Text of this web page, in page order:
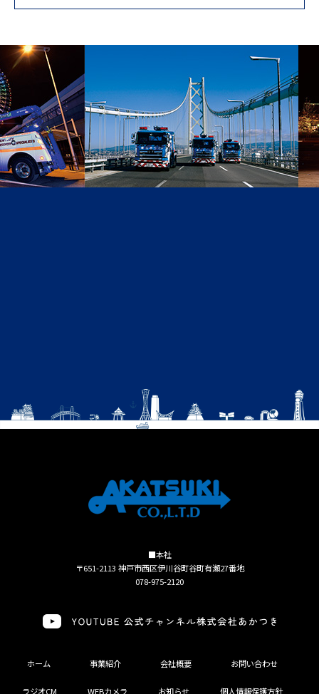
■本社
〒651-2113 神戸市西区伊川谷町谷町有瀬27番地
078-975-2120
ホーム 事業紹介 会社概要 お問い合わせ
ラジオCM WEBカメラ お知らせ 個人情報保護方針